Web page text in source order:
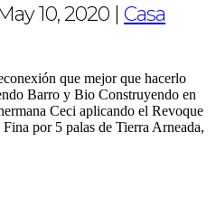
10, 2020 | Casa
que mejor que hacerlo
Barro y Bio Construyendo en
Ceci aplicando el Revoque
por 5 palas de Tierra Arneada,